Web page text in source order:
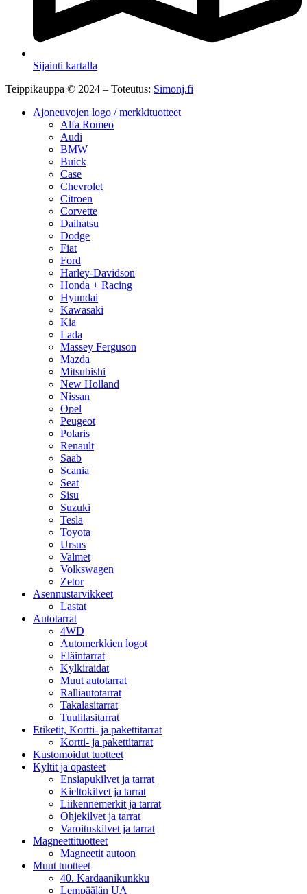
Sijainti kartalla
Teippikauppa © 2024 – Toteutus: Simonj.fi
Ajoneuvojen logo / merkkituotteet
Alfa Romeo
Audi
BMW
Buick
Case
Chevrolet
Citroen
Corvette
Daihatsu
Dodge
Fiat
Ford
Harley-Davidson
Honda + Racing
Hyundai
Kawasaki
Kia
Lada
Massey Ferguson
Mazda
Mitsubishi
New Holland
Nissan
Opel
Peugeot
Polaris
Renault
Saab
Scania
Seat
Sisu
Suzuki
Tesla
Toyota
Ursus
Valmet
Volkswagen
Zetor
Asennustarvikkeet
Lastat
Autotarrat
4WD
Automerkkien logot
Eläintarrat
Kylkiraidat
Muut autotarrat
Ralliautotarrat
Takalasitarrat
Tuulilasitarrat
Etiketit, Kortti- ja pakettitarrat
Kortti- ja pakettitarrat
Kustomoidut tuotteet
Kyltit ja opasteet
Ensiapukilvet ja tarrat
Kieltokilvet ja tarrat
Liikennemerkit ja tarrat
Ohjekilvet ja tarrat
Varoituskilvet ja tarrat
Magneettituotteet
Magneetit autoon
Muut tuotteet
40. Kardaanikunkku
Lempäälän UA